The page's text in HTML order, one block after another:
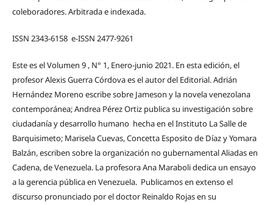
coleboradores. Arbitrada e indexada.
ISSN 2343-6158 e-ISSN 2477-9261
Este es el Volumen 9 , N° 1, Enero-junio 2021. En esta edición, el
profesor Alexis Guerra Córdova es el autor del Editorial. Adrián
Hernández Moreno escribe sobre Jameson y la novela venezolana
contemporánea; Andrea Pérez Ortiz publica su investigación sobre
ciudadanía y desarrollo humano hecha en el Instituto La Salle de
Barquisimeto; Marisela Cuevas, Concetta Esposito de Díaz y Yomara
Balzán, escriben sobre la organización no gubernamental Aliadas en
Cadena, de Venezuela. La profesora Ana Maraboli dedica un ensayo
a la gerencia pública en Venezuela. Publicamos en extenso el
discurso pronunciado por el doctor Reinaldo Rojas en su